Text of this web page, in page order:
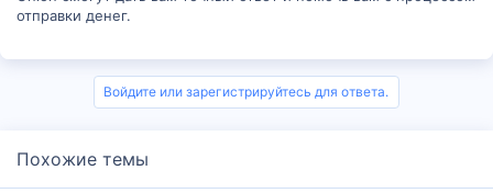
отправки денег.
Войдите или зарегистрируйтесь для ответа.
Похожие темы